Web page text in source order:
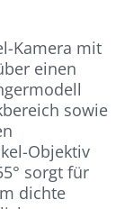
Kamera mit
einen
sowie
Objektiv
sorgt für
dichte